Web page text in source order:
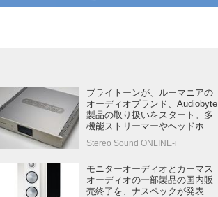
ブライトーンが、ルーマニアの
オーディオブランド、Audiobyte
製品の取り扱いをスタート。多
機能ストリーマーやヘッドホン
アンプ、D/Aコンバーターの3モ
デルを同時に発売
Stereo Sound ONLINE-i
モニターオーディオとカーマス
オーディオの一部製品の国内販
売終了を、ナスペックが発表